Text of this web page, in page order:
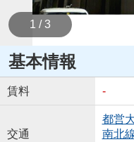
1 / 3
基本情報
賃料 -
交通
都営
南北